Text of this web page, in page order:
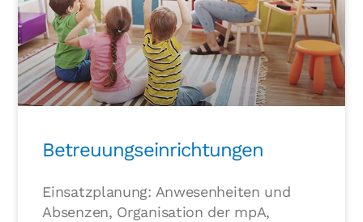
Betreuungseinrichtungen
Einsatzplanung: Anwesenheiten und
Absenzen, Organisation der mpA,